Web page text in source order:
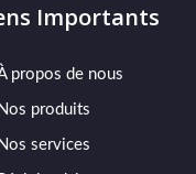
Importants
propos de nous
Nos produits
Nos services